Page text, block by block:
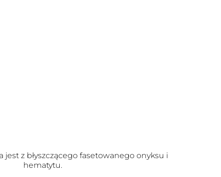
jest z błyszczącego fasetowanego onyksu i
hematytu.